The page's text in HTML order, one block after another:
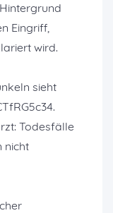
Eingriff,
wird.
sieht
Todesfälle
nicht